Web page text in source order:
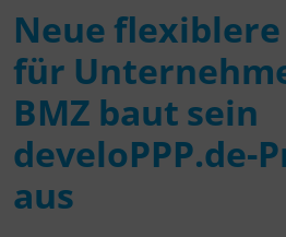
Neue
für
BMZ baut sein
develoPPP.de-
aus